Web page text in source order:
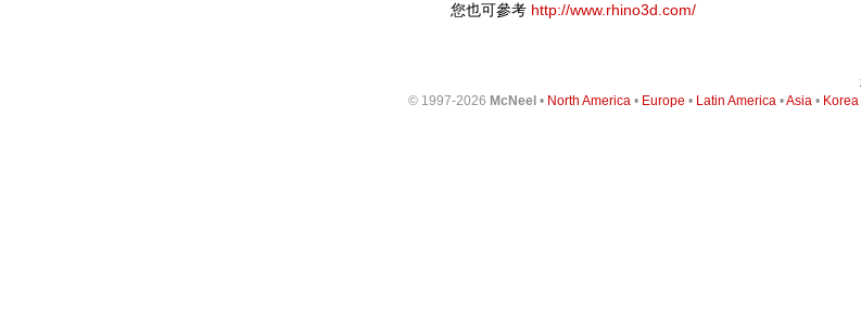
您也可參考 http://www.rhino3d.com/
© 1997-2026 McNeel • North America• Europe • Latin America•Asia• Korea